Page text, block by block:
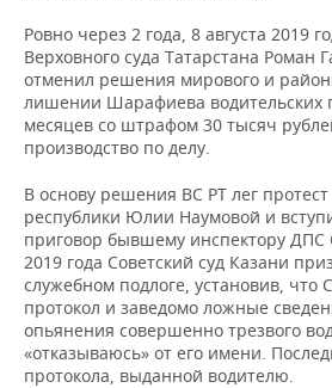
Ровно через 2 года, 8 августа 2019
Верховного суда Татарстана Роман
отменил решения мирового и
лишении Шарафиева водительских
месяцев со штрафом 30 тысяч
производство по делу.
В основу решения ВС РТ лег
республики Юлии Наумовой и
приговор бывшему инспектору ДПС
2019 года Советский суд Казани
служебном подлоге, установив, что
протокол и заведомо ложные
опьянения совершенно трезвого
«отказываюсь» от его имени.
протокола, выданной водителю.